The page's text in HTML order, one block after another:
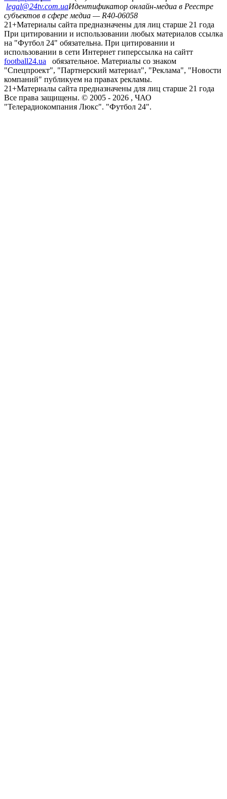
legal@24tv.com.uaИдентификатор онлайн-медиа в Реестре
субъектов в сфере медиа — R40-06058
21+Материалы сайта предназначены для лиц старше 21 года
При цитировании и использовании любых материалов ссылка
на "Футбол 24" обязательна. При цитировании и
использовании в сети Интернет гиперссылка на сайтт
football24.ua
обязательное. Материалы со знаком
"Спецпроект", "Партнерский материал", "Реклама", "Новости
компаний" публикуем на правах рекламы.
21+Материалы сайта предназначены для лиц старше 21 года
Все права защищены. © 2005 - 2026 , ЧАО
"Телерадиокомпания Люкс". "Футбол 24".